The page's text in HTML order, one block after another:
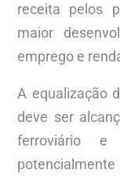
receita pelos
maior
emprego e
A equalização
deve ser
ferroviário